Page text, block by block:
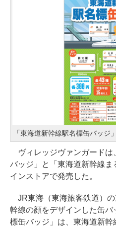
「東海道新幹線駅名標缶バッジ」
ヴィレッジヴァンガードは
バッジ」と「東海道新幹線
インストアで発売した。
JR東海（東海旅客鉄道）
幹線の顔をデザインした缶
標缶バッジ」は、東海道新